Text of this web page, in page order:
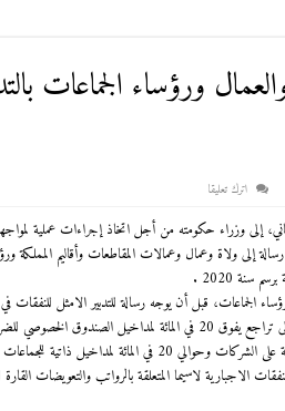
ورؤساء الجماعات
اترك تعليقا
إلى وزراء حكومته من أجل اتخاذ إجراءات عملية
إلى ولاة وعمال وعمالات المقاطعات وأقاليم المملكة
سنة 2020 .
قبل أن يوجه رسالة للتدبير الامثل للنفقات
وأكد لفتيت في رسالته ، أن الاستشرافات الاولية تشير الى تراجع يفوق 20 في المائة
الاجبارية لاسيما المتعلقة بالرواتب والتعويضات القارة